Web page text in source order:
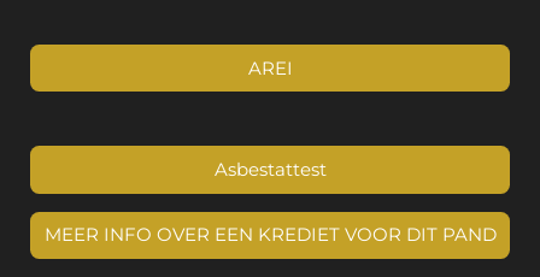
AREI
Asbestattest
MEER INFO OVER EEN KREDIET VOOR DIT PAND